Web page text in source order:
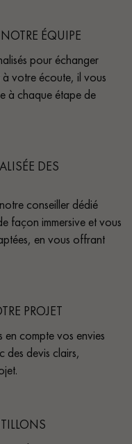
au
?
pour vous guider pas à
de votre parquet.
vous appelle
personnalisé
ÉQUIPE
pour échanger
à votre écoute, il vous
à chaque étape de
DES
conseiller dédié
façon immersive et vous
en vous offrant
PROJET
compte vos envies
des devis clairs,